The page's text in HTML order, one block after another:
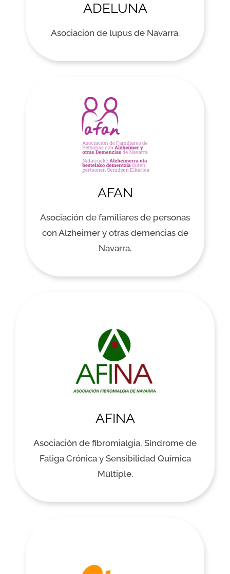
ADELUNA
Asociación de lupus de Navarra.
AFAN
Asociación de familiares de personas
con Alzheimer y otras demencias de
Navarra.
AFINA
Asociación de fibromialgia, Síndrome de
Fatiga Crónica y Sensibilidad Química
Múltiple.